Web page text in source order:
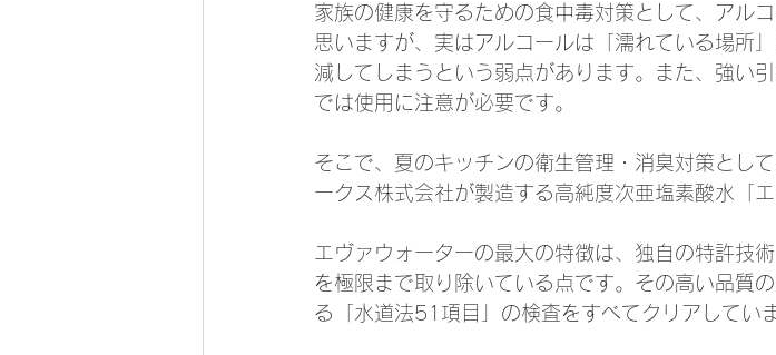
家族の健康を守るための食中毒対策として、アル
思いますが、実はアルコールは「濡れている場所
減してしまうという弱点があります。また、強い
では使用に注意が必要です。
そこで、夏のキッチンの衛生管理・消臭対策とし
ークス株式会社が製造する高純度次亜塩素酸水「
エヴァウォーターの最大の特徴は、独自の特許技
を極限まで取り除いている点です。その高い品質
る「水道法51項目」の検査をすべてクリアしていま